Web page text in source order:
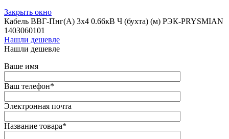
Закрыть окно
Кабель ВВГ-Пнг(А) 3х4 0.66кВ Ч (бухта) (м) РЭК-PRYSMIAN
1403060101
Нашли дешевле
Нашли дешевле
Ваше имя
Ваш телефон*
Электронная почта
Название товара*